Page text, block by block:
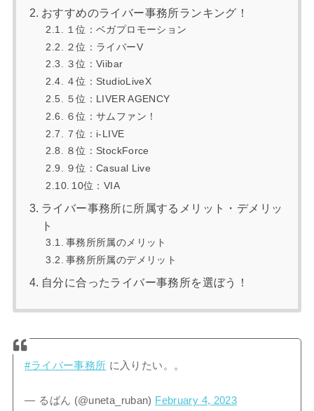
おすすめのライバー事務所ランキング！
１位：ベガプロモーション
２位：ライバーV
３位：Viibar
４位：StudioLiveX
５位：LIVER AGENCY
６位：サムファン！
７位：i-LIVE
８位：StockForce
９位：Casual Live
10位：VIA
ライバー事務所に所属するメリット・デメリッ
ト
事務所所属のメリット
事務所所属のデメリット
自分に合ったライバー事務所を選ぼう！
#ライバー事務所 に入りたい。。
— るばん (@uneta_ruban) February 4, 2023